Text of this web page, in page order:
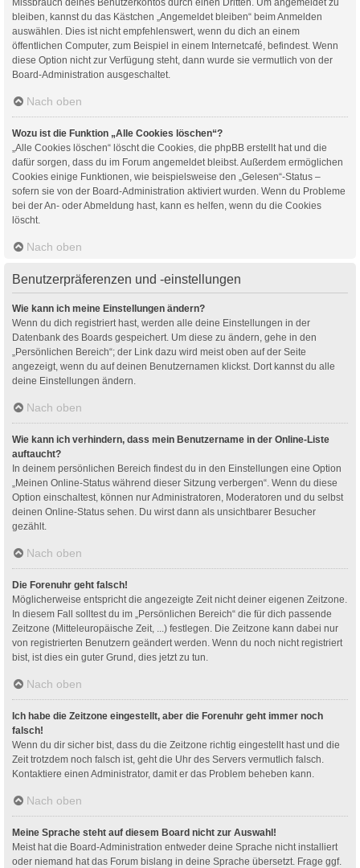
Missbrauch deines Benutzerkontos durch einen Dritten. Um angemeldet zu
bleiben, kannst du das Kästchen „Angemeldet bleiben“ beim Anmelden
auswählen. Dies ist nicht empfehlenswert, wenn du dich an einem
öffentlichen Computer, zum Beispiel in einem Internetcafé, befindest. Wenn
diese Option nicht zur Verfügung steht, dann wurde sie vermutlich von der
Board-Administration ausgeschaltet.
Nach oben
Wozu ist die Funktion „Alle Cookies löschen“?
„Alle Cookies löschen“ löscht die Cookies, die phpBB erstellt hat und die
dafür sorgen, dass du im Forum angemeldet bleibst. Außerdem ermöglichen
Cookies einige Funktionen, wie beispielsweise den „Gelesen“-Status –
sofern sie von der Board-Administration aktiviert wurden. Wenn du Probleme
bei der An- oder Abmeldung hast, kann es helfen, wenn du die Cookies
löscht.
Nach oben
Benutzerpräferenzen und -einstellungen
Wie kann ich meine Einstellungen ändern?
Wenn du dich registriert hast, werden alle deine Einstellungen in der
Datenbank des Boards gespeichert. Um diese zu ändern, gehe in den
„Persönlichen Bereich“; der Link dazu wird meist oben auf der Seite
angezeigt, wenn du auf deinen Benutzernamen klickst. Dort kannst du alle
deine Einstellungen ändern.
Nach oben
Wie kann ich verhindern, dass mein Benutzername in der Online-Liste
auftaucht?
In deinem persönlichen Bereich findest du in den Einstellungen eine Option
„Meinen Online-Status während dieser Sitzung verbergen“. Wenn du diese
Option einschaltest, können nur Administratoren, Moderatoren und du selbst
deinen Online-Status sehen. Du wirst dann als unsichtbarer Besucher
gezählt.
Nach oben
Die Forenuhr geht falsch!
Möglicherweise entspricht die angezeigte Zeit nicht deiner eigenen Zeitzone.
In diesem Fall solltest du im „Persönlichen Bereich“ die für dich passende
Zeitzone (Mitteleuropäische Zeit, ...) festlegen. Die Zeitzone kann dabei nur
von registrierten Benutzern geändert werden. Wenn du noch nicht registriert
bist, ist dies ein guter Grund, dies jetzt zu tun.
Nach oben
Ich habe die Zeitzone eingestellt, aber die Forenuhr geht immer noch
falsch!
Wenn du dir sicher bist, dass du die Zeitzone richtig eingestellt hast und die
Zeit trotzdem noch falsch ist, geht die Uhr des Servers vermutlich falsch.
Kontaktiere einen Administrator, damit er das Problem beheben kann.
Nach oben
Meine Sprache steht auf diesem Board nicht zur Auswahl!
Meist hat die Board-Administration entweder deine Sprache nicht installiert
oder niemand hat das Forum bislang in deine Sprache übersetzt. Frage ggf.